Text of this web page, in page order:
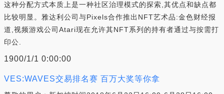
这种分配方式本质上是一种社区治理模式的探索,其优点和缺点都
比较明显。雅达利公司与Pixels合作推出NFT艺术品:金色财经报
道,视频游戏公司Atari现在允许其NFT系列的持有者通过与按需打
印公.
1900/1/1 0:00:00
VES:WAVES交易排名赛 百万大奖等你拿